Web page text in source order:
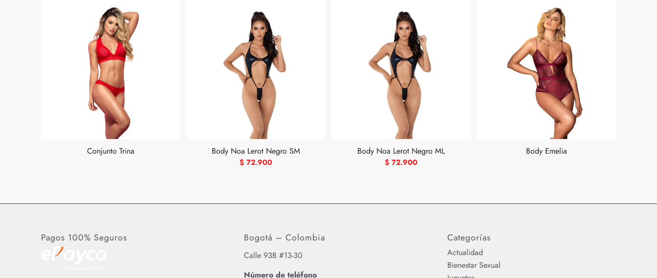
Conjunto Trina Body Noa Lerot Negro SM
$72.900
Body Noa Lerot Negro ML
$ 72.900
Body Emelia
Pagos 100% Seguros Bogotá – Colombia
Calle 93B #13-30
Número de teléfono
Categorías
Actualidad
Bienestar Sexual